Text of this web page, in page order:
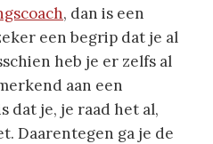
, dan is een
een begrip dat je al
heb je er zelfs al
aan een
dat je, je raad het al,
Daarentegen ga je de